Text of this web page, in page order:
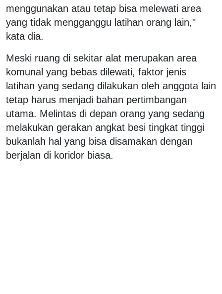
menggunakan atau tetap bisa melewati area
yang tidak mengganggu latihan orang lain,"
kata dia.
Meski ruang di sekitar alat merupakan area
komunal yang bebas dilewati, faktor jenis
latihan yang sedang dilakukan oleh anggota lain
tetap harus menjadi bahan pertimbangan
utama. Melintas di depan orang yang sedang
melakukan gerakan angkat besi tingkat tinggi
bukanlah hal yang bisa disamakan dengan
berjalan di koridor biasa.